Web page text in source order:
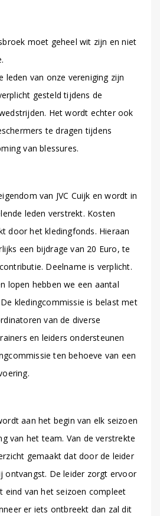
moet geheel wit zijn en niet
leden van onze vereniging zijn
gesteld tijdens de
Het wordt echter ook
te dragen tijdens
van blessures.
van JVC Cuijk en wordt in
leden verstrekt. Kosten
door het kledingfonds. Hieraan
een bijdrage van 20 Euro, te
Deelname is verplicht.
lopen hebben we een aantal
kledingcommissie is belast met
van de diverse
en leiders ondersteunen
ten behoeve van een
aan het begin van elk seizoen
van het team. Van de verstrekte
gemaakt dat door de leider
ontvangst. De leider zorgt ervoor
eind van het seizoen compleet
er iets ontbreekt dan zal dit